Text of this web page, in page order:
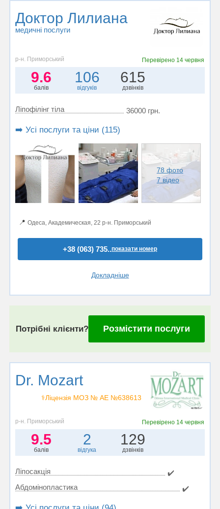
Доктор Лилиана
медичні послуги
р-н. Приморський Перевірено 14 червня
9.6
балів
106
відгуків
615
дзвінків
Ліпофілінг тіла 36000 грн.
➡️ Усі послуги та ціни (115)
78 фото
7 відео
📍 Одеса, Академическая, 22 р-н. Приморський
+38 (063) 735..показати номер
Докладніше
Потрібні клієнти? Розмістити послуги
Dr. Mozart
⚕️Ліцензія МОЗ № АЕ №638613
р-н. Приморський Перевірено 14 червня
9.5
балів
2
відгука
129
дзвінків
Ліпосакція
✔️
Абдомінопластика
✔️